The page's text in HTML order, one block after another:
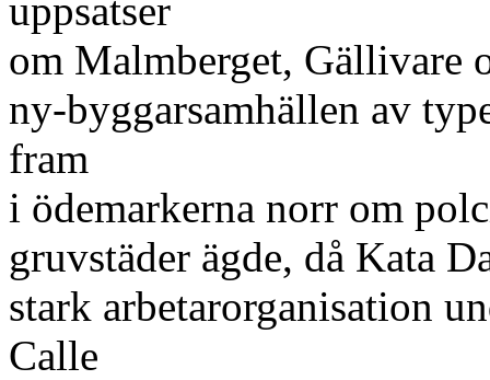
uppsatser
om Malmberget, Gällivare
ny-byggarsamhällen av
fram
i ödemarkerna norr om
gruvstäder ägde, då Kata
stark arbetarorganisation
Calle